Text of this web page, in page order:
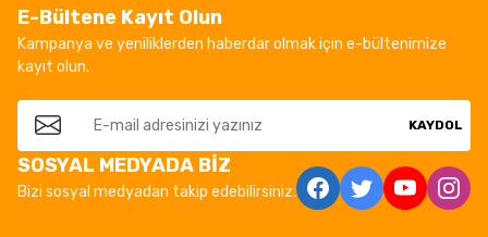
E-Bültene Kayıt Olun
Kampanya ve yeniliklerden haberdar olmak için e-bültenimize
kayıt olun.
KAYDOL
SOSYAL MEDYADA BİZ
Bizi sosyal medyadan takip edebilirsiniz.